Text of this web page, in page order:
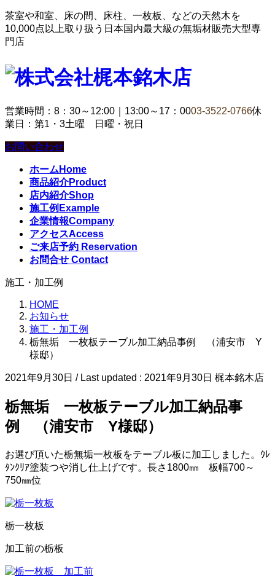
茶室や和室、床の間、床柱、一枚板、などの天然木を
10,000点以上取り扱う日本国内最大級の無垢材販売大型専
門店
営業時間：8：30～12:00｜13:00～17：0003-3522-0766休
業日：第1・3土曜 日曜・祝日
お問い合わせ
ホーム Home
商品紹介Product
店内紹介Shop
施工例 Example
企業情報Company
アクセスAccess
ご来店予約 Reservation
お問合せ Contact
施工・加工例
HOME
お知らせ
施工・加工例
栃無垢 一枚板テーブル加工納品事例 （浦安市 Y
様邸）
2021年9月30日 / Last updated : 2021年9月30日 梶本銘木店
栃無垢 一枚板テーブル加工納品事
例 （浦安市 Y様邸）
お選び頂いた栃無垢一枚板をテーブル板に加工しました。ｳﾚ
ﾀﾝｸﾘｱ塗装つや消し仕上げです。長さ1800㎜ 板幅700～
750㎜位
栃一枚板
加工前の栃板